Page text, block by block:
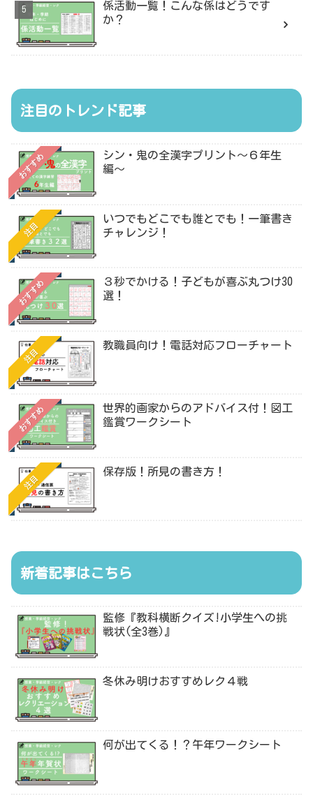
係活動一覧！こんな係はどうです
か？
注目のトレンド記事
おすすめ
シン・鬼の全漢字プリント〜６年生
編〜
注目
いつでもどこでも誰とでも！一筆書き
チャレンジ！
おすすめ
３秒でかける！子どもが喜ぶ丸つけ30
選！
注目
教職員向け！電話対応フローチャート
おすすめ
世界的画家からのアドバイス付！図工
鑑賞ワークシート
注目
保存版！所見の書き方！
新着記事はこちら
監修『教科横断クイズ!小学生への挑
戦状(全3巻)』
冬休み明けおすすめレク４戦
何が出てくる！？午年ワークシート